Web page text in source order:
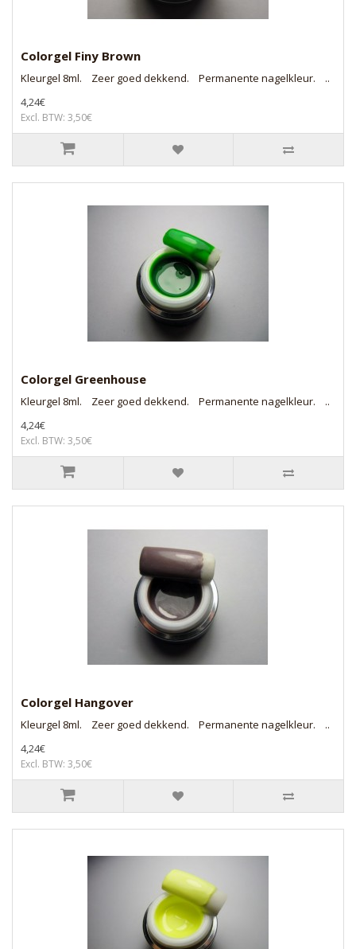
Colorgel Finy Brown
Kleurgel 8ml. Zeer goed dekkend. Permanente nagelkleur. ..
4,24€
Excl. BTW: 3,50€
Colorgel Greenhouse
Kleurgel 8ml. Zeer goed dekkend. Permanente nagelkleur. ..
4,24€
Excl. BTW: 3,50€
Colorgel Hangover
Kleurgel 8ml. Zeer goed dekkend. Permanente nagelkleur. ..
4,24€
Excl. BTW: 3,50€